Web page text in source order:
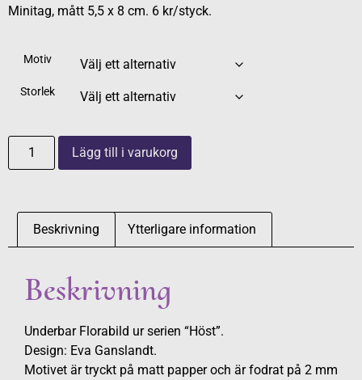
Minitag, mått 5,5 x 8 cm. 6 kr/styck.
Motiv
Storlek
Lägg till i varukorg
Beskrivning Ytterligare information
Beskrivning
Underbar Florabild ur serien “Höst”.
Design: Eva Ganslandt.
Motivet är tryckt på matt papper och är fodrat på 2 mm